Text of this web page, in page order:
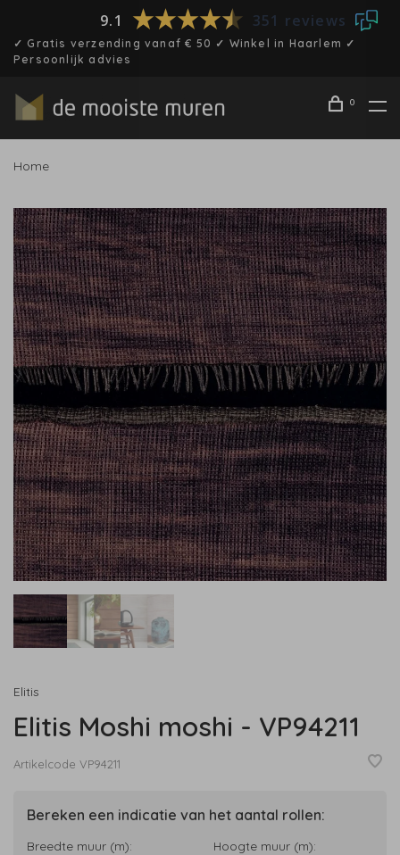
9.1 351 reviews
✓ Gratis verzending vanaf € 50 ✓ Winkel in Haarlem ✓
Persoonlijk advies
0
Home
Elitis
Elitis Moshi moshi - VP94211
Artikelcode VP94211
Bereken een indicatie van het aantal rollen:
Breedte muur (m): Hoogte muur (m):